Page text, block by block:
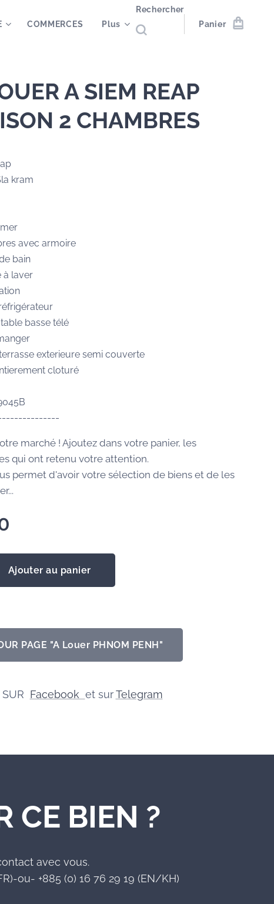
COMMERCES Plus
Rechercher
Panier
A SIEM REAP
2 CHAMBRES
kram
avec armoire
bain
à laver
basse télé
exterieure semi couverte
cloturé
marché ! Ajoutez dans votre panier, les
qui ont retenu votre attention.
permet d'avoir votre sélection de biens et de les
Ajouter au panier
PAGE "A Louer PHNOM PENH"
Facebook et surTelegram
CE BIEN ?
avec vous.
ou- +885 (0) 16 76 29 19 (EN/KH)